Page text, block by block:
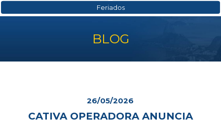
Feriados
BLOG
26/05/2026
CATIVA OPERADORA ANUNCIA